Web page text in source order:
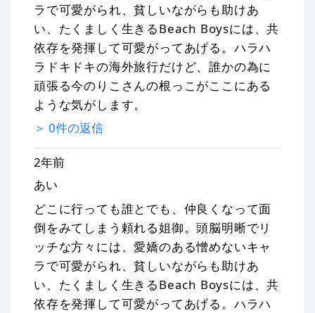
ラで可愛がられ、貧しいながらも助けあ
い、たくましく生きるBeach Boysには、共
依存を発揮して可愛がってあげる。ハラハ
ラドキドキの海外旅行だけど、誰かの為に
頑張る今のりこさんの根っこがここにある
ような気がします。
＞ 0件の返信
2年前
あい
どこに行っても誰とでも、仲良くなって面
倒をみてしまう頼れる姐御。頭脳明晰でリ
ッチな方々には、愛嬌のある憎めないキャ
ラで可愛がられ、貧しいながらも助けあ
い、たくましく生きるBeach Boysには、共
依存を発揮して可愛がってあげる。ハラハ